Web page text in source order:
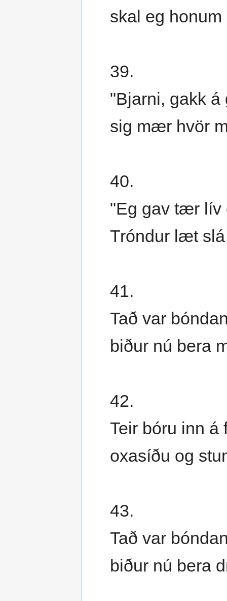
skal eg
39.
"Bjarni, gakk á
sig mær hvör
40.
"Eg gav tær
Tróndur læt
41.
Tað var
biður nú bera
42.
Teir bóru inn á
oxasíðu og
43.
Tað var
biður nú bera